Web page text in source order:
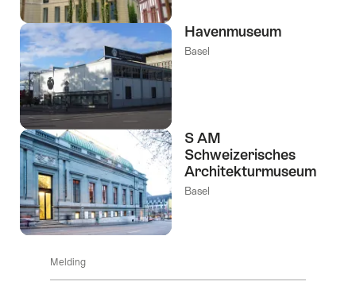
Havenmuseum
Basel
S AM
Schweizerisches
Architekturmuseum
Basel
Melding